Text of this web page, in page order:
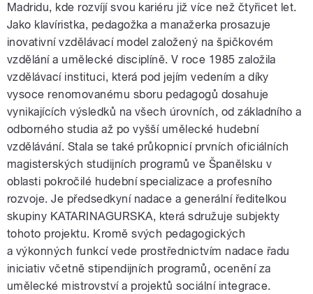
Madridu, kde rozvíjí svou kariéru již více než čtyřicet let.
Jako klavíristka, pedagožka a manažerka prosazuje
inovativní vzdělávací model založený na špičkovém
vzdělání a umělecké disciplíně. V roce 1985 založila
vzdělávací instituci, která pod jejím vedením a díky
vysoce renomovanému sboru pedagogů dosahuje
vynikajících výsledků na všech úrovních, od základního a
odborného studia až po vyšší umělecké hudební
vzdělávání. Stala se také průkopnicí prvních oficiálních
magisterských studijních programů ve Španělsku v
oblasti pokročilé hudební specializace a profesního
rozvoje. Je předsedkyní nadace a generální ředitelkou
skupiny KATARINAGURSKA, která sdružuje subjekty
tohoto projektu. Kromě svých pedagogických
a výkonných funkcí vede prostřednictvím nadace řadu
iniciativ včetně stipendijních programů, ocenění za
umělecké mistrovství a projektů sociální integrace.